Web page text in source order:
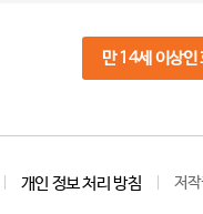
만 14세 이상인
개인 정보 처리 방침 저